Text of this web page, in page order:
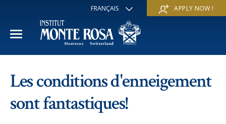
FRANÇAIS
DEUTSCH
日本
APPLY NOW !
COURS D'ÉTÉ
Les conditions d'enneigement
sont fantastiques!